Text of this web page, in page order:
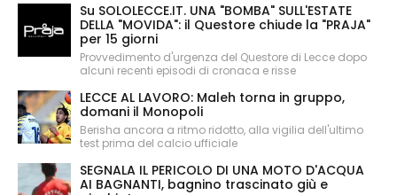
Su SOLOLECCE.IT. UNA "BOMBA" SULL'ESTATE
DELLA "MOVIDA": il Questore chiude la "PRAJA"
per 15 giorni
Provvedimento d'urgenza del Questore di Lecce dopo
alcuni recenti episodi di cronaca e risse
LECCE AL LAVORO: Maleh torna in gruppo,
domani il Monopoli
Berisha ancora a ritmo ridotto, alla vigilia dell'ultimo
test prima del calcio ufficiale
SEGNALA IL PERICOLO DI UNA MOTO D'ACQUA
AI BAGNANTI, bagnino trascinato giù e